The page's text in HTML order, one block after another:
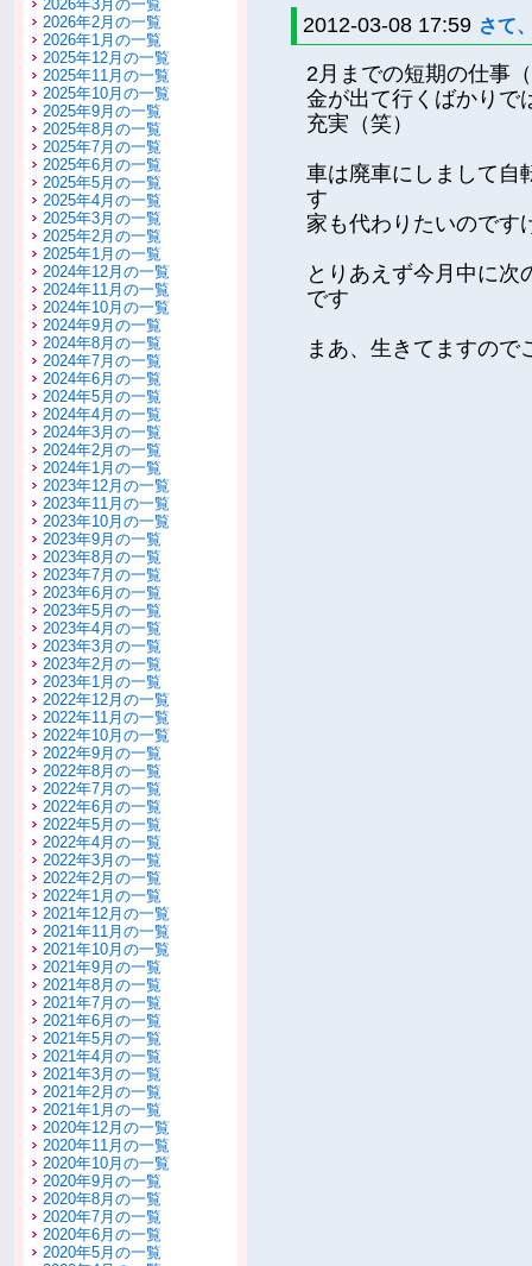
2026年3月の一覧
2026年2月の一覧
2026年1月の一覧
2025年12月の一覧
2025年11月の一覧
2025年10月の一覧
2025年9月の一覧
2025年8月の一覧
2025年7月の一覧
2025年6月の一覧
2025年5月の一覧
2025年4月の一覧
2025年3月の一覧
2025年2月の一覧
2025年1月の一覧
2024年12月の一覧
2024年11月の一覧
2024年10月の一覧
2024年9月の一覧
2024年8月の一覧
2024年7月の一覧
2024年6月の一覧
2024年5月の一覧
2024年4月の一覧
2024年3月の一覧
2024年2月の一覧
2024年1月の一覧
2023年12月の一覧
2023年11月の一覧
2023年10月の一覧
2023年9月の一覧
2023年8月の一覧
2023年7月の一覧
2023年6月の一覧
2023年5月の一覧
2023年4月の一覧
2023年3月の一覧
2023年2月の一覧
2023年1月の一覧
2022年12月の一覧
2022年11月の一覧
2022年10月の一覧
2022年9月の一覧
2022年8月の一覧
2022年7月の一覧
2022年6月の一覧
2022年5月の一覧
2022年4月の一覧
2022年3月の一覧
2022年2月の一覧
2022年1月の一覧
2021年12月の一覧
2021年11月の一覧
2021年10月の一覧
2021年9月の一覧
2021年8月の一覧
2021年7月の一覧
2021年6月の一覧
2021年5月の一覧
2021年4月の一覧
2021年3月の一覧
2021年2月の一覧
2021年1月の一覧
2020年12月の一覧
2020年11月の一覧
2020年10月の一覧
2020年9月の一覧
2020年8月の一覧
2020年7月の一覧
2020年6月の一覧
2020年5月の一覧
2012-03-08 17:59 さて
2月までの短期の仕事
金が出て行くばかりで
充実（笑）
車は廃車にしまして自
す
家も代わりたいのです
とりあえず今月中に次
です
まあ、生きてますので